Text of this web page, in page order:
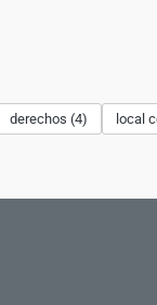
derechos (4)
local